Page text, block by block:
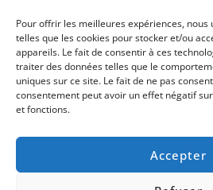
Pour offrir les meilleures expériences, nous
telles que les cookies pour stocker et/ou
appareils. Le fait de consentir à ces
traiter des données telles que le
uniques sur ce site. Le fait de ne pas
consentement peut avoir un effet négatif
et fonctions.
Accepter
Siège
Unité de
© 2026 Sarl STENT Algerie